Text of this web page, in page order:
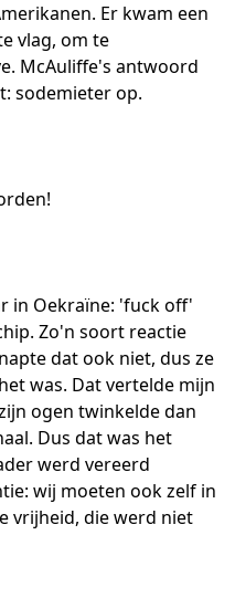
Er kwam een
vlag, om te
McAuliffe's antwoord
sodemieter op.
in Oekraïne: 'fuck off'
Zo'n soort reactie
dat ook niet, dus ze
was. Dat vertelde mijn
ogen twinkelde dan
Dus dat was het
werd vereerd
wij moeten ook zelf in
vrijheid, die werd niet